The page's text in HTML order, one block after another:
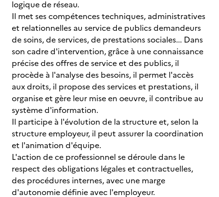
logique de réseau.
Il met ses compétences techniques, administratives
et relationnelles au service de publics demandeurs
de soins, de services, de prestations sociales... Dans
son cadre d'intervention, grâce à une connaissance
précise des offres de service et des publics, il
procède à l'analyse des besoins, il permet l'accès
aux droits, il propose des services et prestations, il
organise et gère leur mise en oeuvre, il contribue au
système d'information.
Il participe à l'évolution de la structure et, selon la
structure employeur, il peut assurer la coordination
et l'animation d'équipe.
L'action de ce professionnel se déroule dans le
respect des obligations légales et contractuelles,
des procédures internes, avec une marge
d'autonomie définie avec l'employeur.